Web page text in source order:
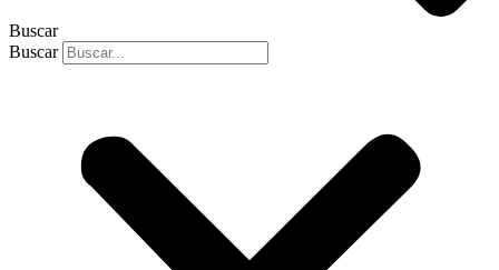
Buscar
Buscar